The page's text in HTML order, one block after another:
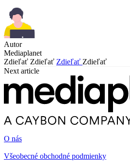
Autor
Mediaplanet
Zdieľať Zdieľať Zdieľať Zdieľať
Next article
O nás
Všeobecné obchodné podmienky